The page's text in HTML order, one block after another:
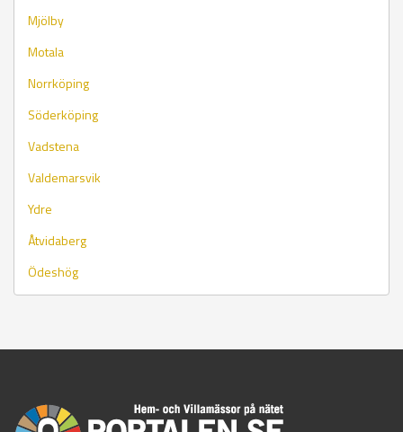
Mjölby
Motala
Norrköping
Söderköping
Vadstena
Valdemarsvik
Ydre
Åtvidaberg
Ödeshög